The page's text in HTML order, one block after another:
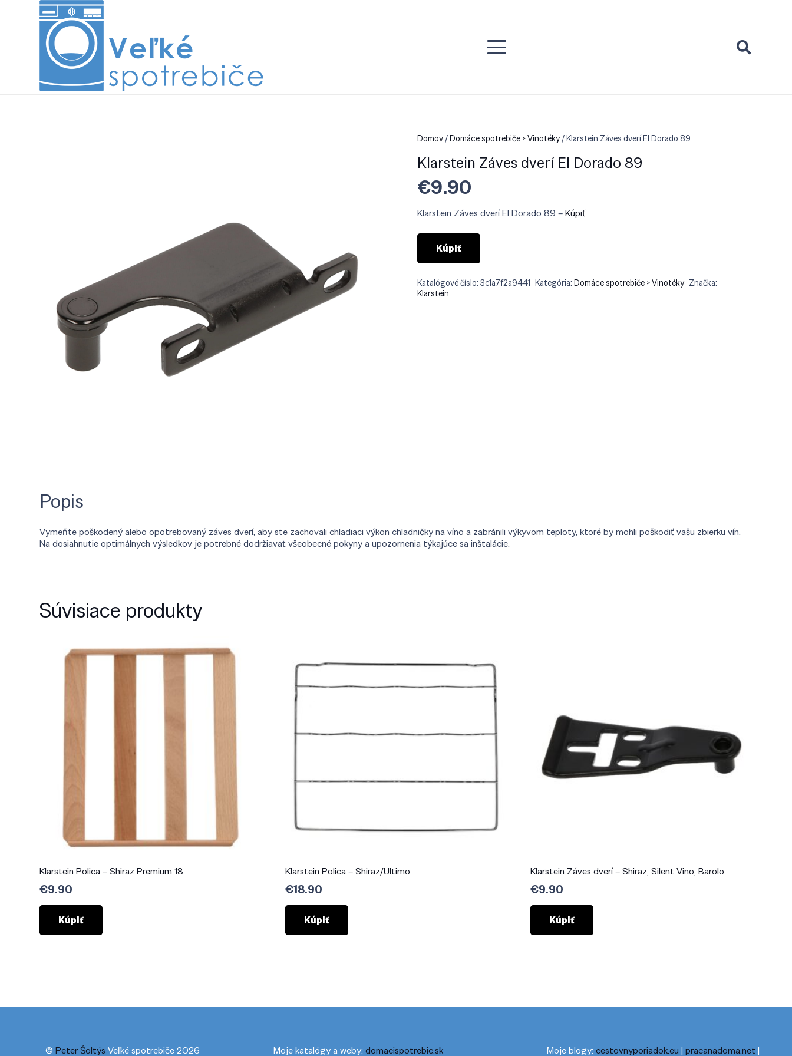
Domov/Domáce spotrebiče > Vinotéky/ Klarstein Záves dverí El Dorado 89
Klarstein Záves dverí El Dorado 89
€9.90
Klarstein Záves dverí El Dorado 89 –Kúpiť
Kúpiť
Katalógové číslo:3c1a7f2a9441 Kategória:Domáce spotrebiče > Vinotéky Značka:
Klarstein
Popis
Vymeňte poškodený alebo opotrebovaný záves dverí, aby ste zachovali chladiaci výkon chladničky na víno a zabránili výkyvom teploty, ktoré by mohli poškodiť vašu zbierku vín.
Na dosiahnutie optimálnych výsledkov je potrebné dodržiavať všeobecné pokyny a upozornenia týkajúce sa inštalácie.
Súvisiace produkty
Klarstein Polica – Shiraz Premium 18
€9.90
Kúpiť
Klarstein Polica – Shiraz/Ultimo
€18.90
Kúpiť
Klarstein Záves dverí – Shiraz, Silent Vino, Barolo
€9.90
Kúpiť
© Peter Šoltýs Veľké spotrebiče 2026 Moje katalógy a weby: domacispotrebic.sk Moje blogy: cestovnyporiadok.eu | pracanadoma.net |